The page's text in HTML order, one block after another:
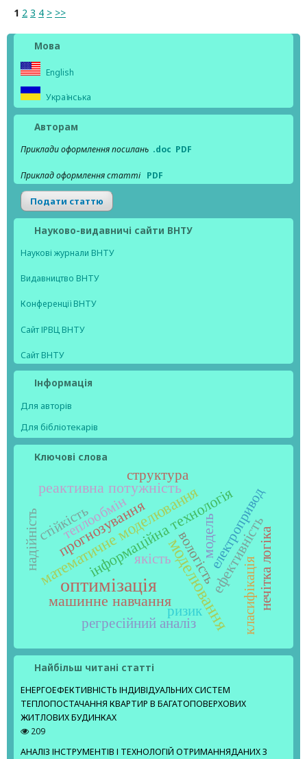
1 2 3 4 > >>
Мова
English
Українська
Авторам
Приклади оформлення посилань .doc PDF
Приклад оформлення статті PDF
Подати статтю
Науково-видавничі сайти ВНТУ
Наукові журнали ВНТУ
Видавництво ВНТУ
Конференції ВНТУ
Сайт ІРВЦ ВНТУ
Сайт ВНТУ
Інформація
Для авторів
Для бібліотекарів
Ключові слова
оптимізація моделювання
математичне моделювання
інформаційна технологія
реактивна потужність
ефективність
машинне навчання
модель
прогнозування вологість
ризик
теплообмін електропривод
структура
стійкість
регресійний аналіз
якість нечітка логіка
класифікація
надійність
Найбільш читані статті
ЕНЕРГОЕФЕКТИВНІСТЬ ІНДИВІДУАЛЬНИХ СИСТЕМ
ТЕПЛОПОСТАЧАННЯ КВАРТИР В БАГАТОПОВЕРХОВИХ
ЖИТЛОВИХ БУДИНКАХ
209
АНАЛІЗ ІНСТРУМЕНТІВ І ТЕХНОЛОГІЙ ОТРИМАННЯДАНИХ З